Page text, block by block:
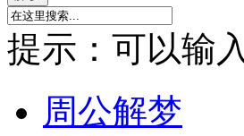
提示：可以输
周公解梦